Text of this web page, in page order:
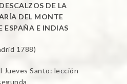
DE LA
DEL MONTE
ESPAÑA E INDIAS
1788)
Jueves Santo: lección